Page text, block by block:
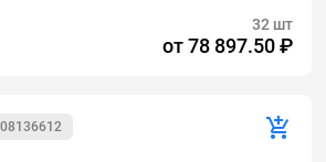
32 шт
от78 897.50 ₽